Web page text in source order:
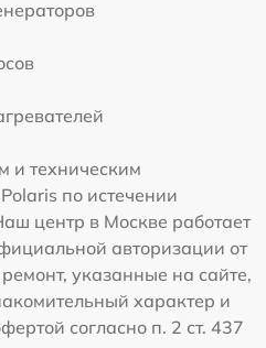
и техническим
по истечении
центр в Москве работает
авторизации от
указанные на сайте,
характер и
согласно п. 2 ст. 437